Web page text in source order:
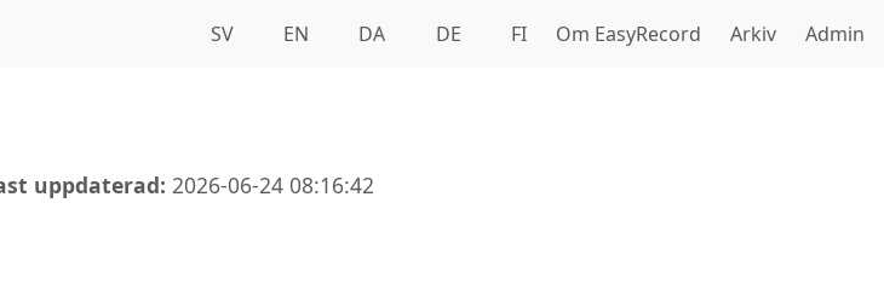
SV EN DA DE FI Om EasyRecord Arkiv Admin
uppdaterad: 2026-06-24 08:16:42